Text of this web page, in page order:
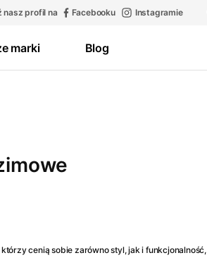
nasz profil na Facebooku Instagramie
marki Blog
cenią sobie zarówno styl, jak i